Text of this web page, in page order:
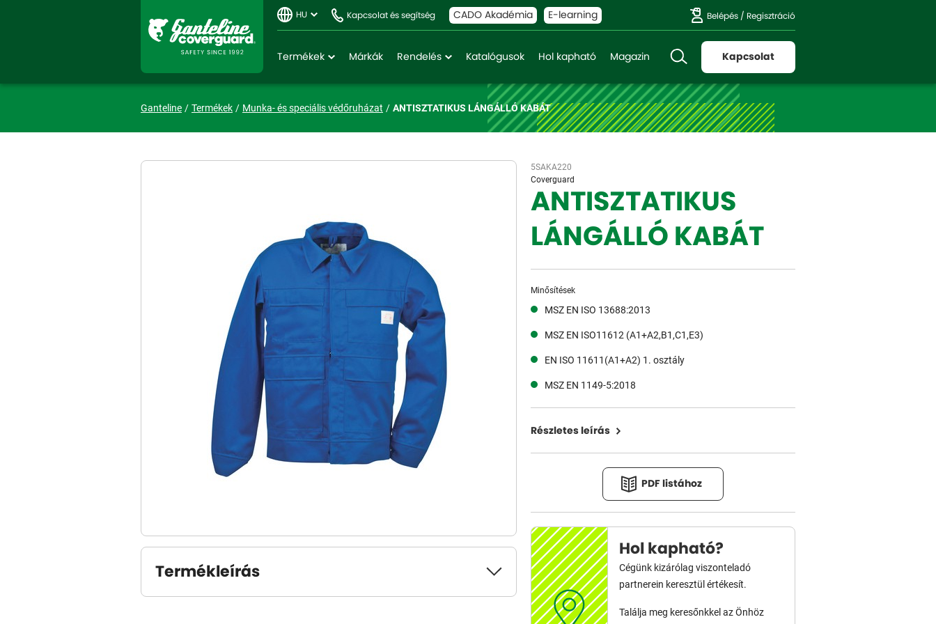
HU Kapcsolat és segítség CADO Akadémia E-learning Belépés / Regisztráció
Termékek Márkák Rendelés Katalógusok Hol kapható Magazin Kapcsolat
Ganteline Termékek Munka- és speciális védőruházat ANTISZTATIKUS LÁNGÁLLÓ KABÁT
Termékleírás
5SAKA220
Coverguard
ANTISZTATIKUS
LÁNGÁLLÓ KABÁT
Minősítések
MSZ EN ISO 13688:2013
MSZ EN ISO11612 (A1+A2,B1,C1,E3)
EN ISO 11611(A1+A2) 1. osztály
MSZ EN 1149-5:2018
Részletes leírás
PDF listához
Hol kapható?
Cégünk kizárólag viszonteladó
partnerein keresztül értékesít.
Találja meg keresőnkkel az Önhöz